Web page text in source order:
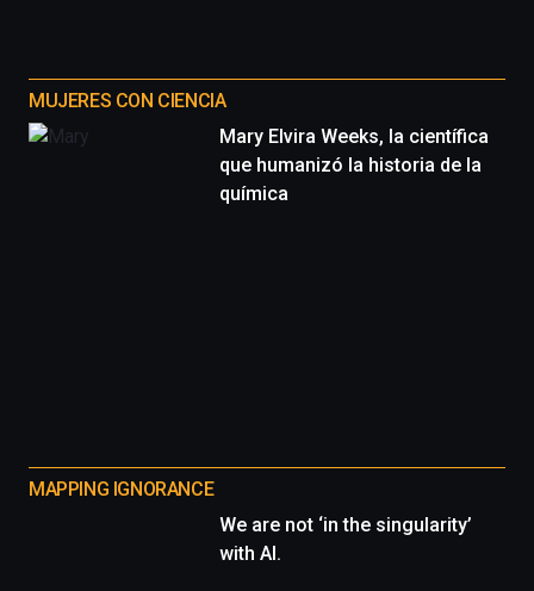
MUJERES CON CIENCIA
Mary Elvira Weeks, la científica
que humanizó la historia de la
química
MAPPING IGNORANCE
We are not ‘in the singularity’
with AI.